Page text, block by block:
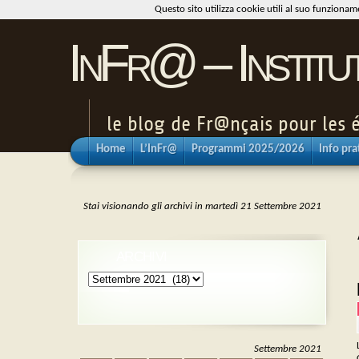
InFr@ –
le blog de Fr@nçais pour les
Home L’InFr@ Programmi 2025/2026 Info
Stai visionando gli archivi in martedì 21 Settembre 2021
Archivi
Settembre 2021
Questo sito utilizza cookie utili al suo